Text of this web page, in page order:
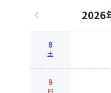
chevron_left 2026
8
土
9
日